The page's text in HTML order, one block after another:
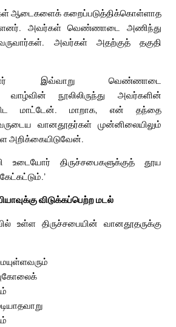
ஆடைகளைக் கறைப்படுத்திக்கொள்ளாத
அவர்கள் வெண்ணாடை அணிந்து
அவர்கள் அதற்குத் தகுதி
இவ்வாறு வெண்ணாடை
வாழ்வின் நூலிலிருந்து அவர்களின்
மாட்டேன். மாறாக, என் தந்தை
வானதூதர்கள் முன்னிலையிலும்
அறிக்கையிடுவேன்.
உடையோர் திருச்சபைகளுக்குத் தூய
விடுக்கப்பெற்ற மடல்
உள்ள திருச்சபையின் வானதூதருக்கு